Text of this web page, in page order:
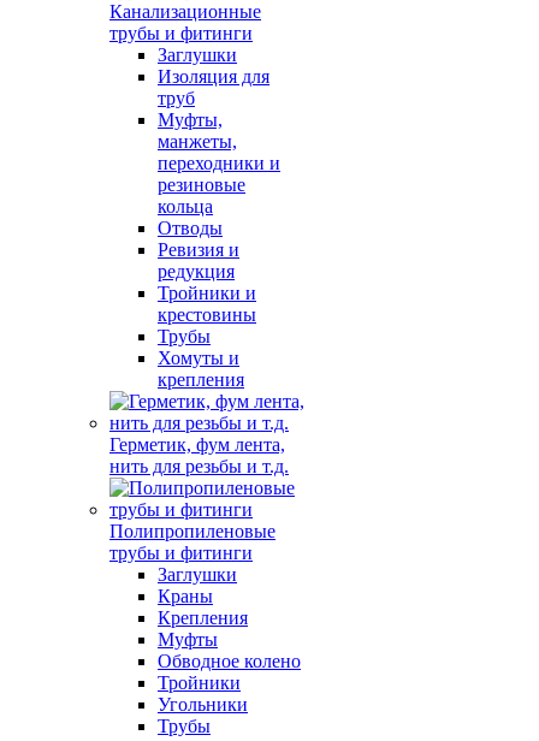
Канализационные
трубы и фитинги
Заглушки
Изоляция для
труб
Муфты,
манжеты,
переходники и
резиновые
кольца
Отводы
Ревизия и
редукция
Тройники и
крестовины
Трубы
Хомуты и
крепления
Герметик, фум лента,
нить для резьбы и т.д.
Полипропиленовые
трубы и фитинги
Заглушки
Краны
Крепления
Муфты
Обводное колено
Тройники
Угольники
Трубы